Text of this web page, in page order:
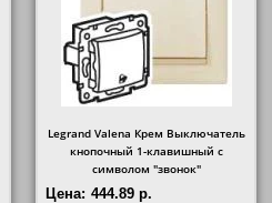
Legrand Valena Крем Выключатель
кнопочный 1-клавишный с
символом "звонок"
Цена: 444.89 р.